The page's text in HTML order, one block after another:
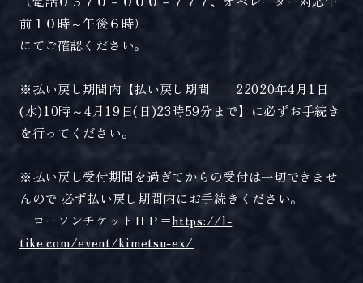
前１０時～午後６時）
にてご確認ください。
※払い戻し期間内【払い戻し期間 22020年4月1日
(水)10時～4月19日(日)23時59分まで】に必ずお手続き
を行ってください｡
※払い戻し受付期間を過ぎてからの受付は一切できませ
んので 必ず払い戻し期間内にお手続きください｡
ローソンチケットＨＰ＝https://l-
tike.com/event/kimetsu-ex/